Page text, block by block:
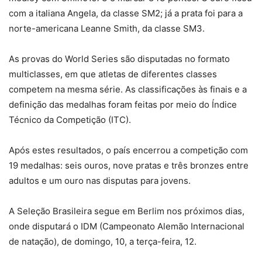
com a italiana Angela, da classe SM2; já a prata foi para a
norte-americana Leanne Smith, da classe SM3.
As provas do World Series são disputadas no formato
multiclasses, em que atletas de diferentes classes
competem na mesma série. As classificações às finais e a
definição das medalhas foram feitas por meio do Índice
Técnico da Competição (ITC).
Após estes resultados, o país encerrou a competição com
19 medalhas: seis ouros, nove pratas e três bronzes entre
adultos e um ouro nas disputas para jovens.
A Seleção Brasileira segue em Berlim nos próximos dias,
onde disputará o IDM (Campeonato Alemão Internacional
de natação), de domingo, 10, a terça-feira, 12.